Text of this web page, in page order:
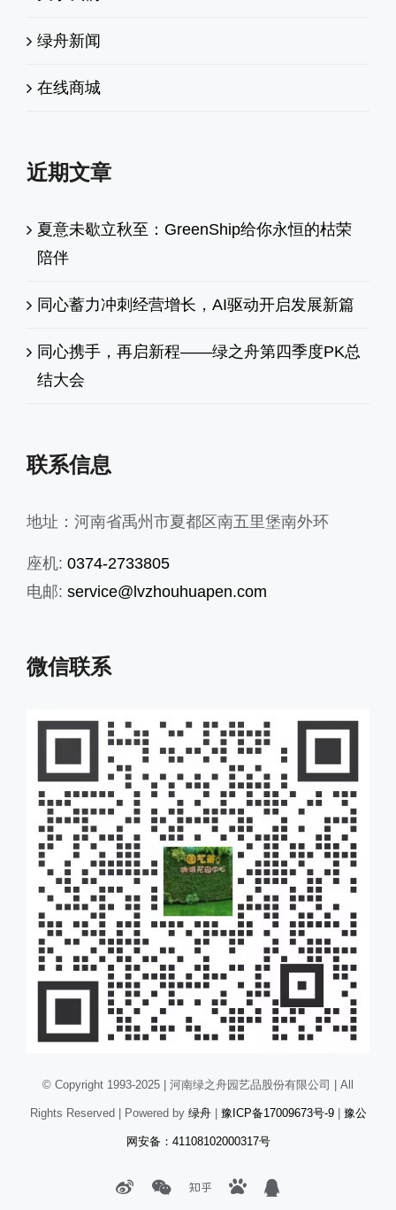
绿舟新闻
在线商城
近期文章
夏意未歇立秋至：GreenShip给你永恒的枯荣
陪伴
同心蓄力冲刺经营增长，AI驱动开启发展新篇
同心携手，再启新程——绿之舟第四季度PK总
结大会
联系信息
地址：河南省禹州市夏都区南五里堡南外环
座机: 0374-2733805
电邮: service@lvzhouhuapen.com
微信联系
© Copyright 1993-2025 | 河南绿之舟园艺品股份有限公司 | All
Rights Reserved | Powered by 绿舟| 豫ICP备17009673号-9| 豫公
网安备：41108102000317号